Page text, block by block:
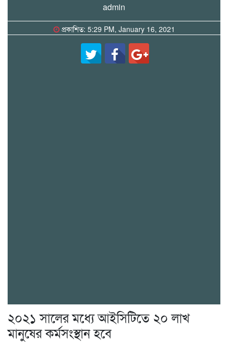
admin
প্রকাশিত: 5:29 PM, January 16, 2021
২০২১ সালের মধ্যে আইসিটিতে ২০ লাখ
মানুষের কর্মসংস্থান হবে